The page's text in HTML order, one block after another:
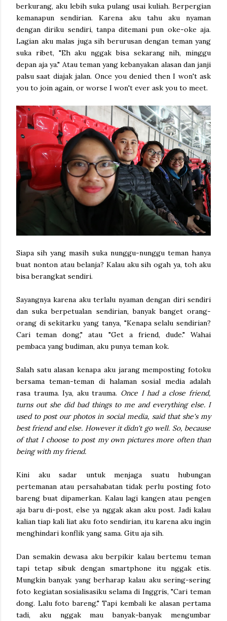
berkurang, aku lebih suka pulang usai kuliah. Berpergian
kemanapun sendirian. Karena aku tahu aku nyaman
dengan diriku sendiri, tanpa ditemani pun oke-oke aja.
Lagian aku malas juga sih berurusan dengan teman yang
suka ribet, "Eh aku nggak bisa sekarang nih, minggu
depan aja ya." Atau teman yang kebanyakan alasan dan janji
palsu saat diajak jalan. Once you denied then I won't ask
you to join again, or worse I won't ever ask you to meet.
Siapa sih yang masih suka nunggu-nunggu teman hanya
buat nonton atau belanja? Kalau aku sih ogah ya, toh aku
bisa berangkat sendiri.
Sayangnya karena aku terlalu nyaman dengan diri sendiri
dan suka berpetualan sendirian, banyak banget orang-
orang di sekitarku yang tanya, "Kenapa selalu sendirian?
Cari teman dong," atau "Get a friend, dude." Wahai
pembaca yang budiman, aku punya teman kok.
Salah satu alasan kenapa aku jarang memposting fotoku
bersama teman-teman di halaman sosial media adalah
rasa trauma. Iya, aku trauma. Once I had a close friend,
turns out she did bad things to me and everything else. I
used to post our photos in social media, said that she's my
best friend and else. However it didn't go well. So, because
of that I choose to post my own pictures more often than
being with my friend.
Kini aku sadar untuk menjaga suatu hubungan
pertemanan atau persahabatan tidak perlu posting foto
bareng buat dipamerkan. Kalau lagi kangen atau pengen
aja baru di-post, else ya nggak akan aku post. Jadi kalau
kalian tiap kali liat aku foto sendirian, itu karena aku ingin
menghindari konflik yang sama. Gitu aja sih.
Dan semakin dewasa aku berpikir kalau bertemu teman
tapi tetap sibuk dengan smartphone itu nggak etis.
Mungkin banyak yang berharap kalau aku sering-sering
foto kegiatan sosialisasiku selama di Inggris, "Cari teman
dong. Lalu foto bareng." Tapi kembali ke alasan pertama
tadi, aku nggak mau banyak-banyak mengumbar